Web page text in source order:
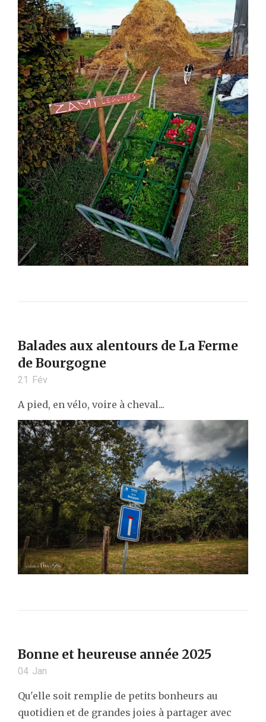
Balades aux alentours de La Ferme
de Bourgogne
21 Fév
A pied, en vélo, voire à cheval...
Bonne et heureuse année 2025
04 Jan
Qu'elle soit remplie de petits bonheurs au
quotidien et de grandes joies à partager avec